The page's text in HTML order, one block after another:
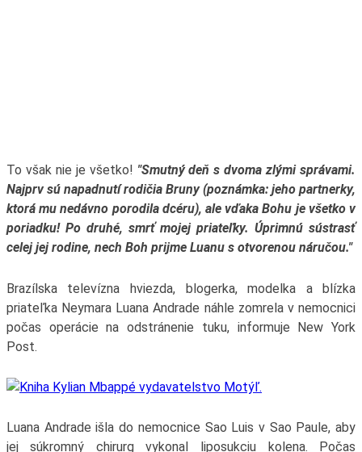
To však nie je všetko! "Smutný deň s dvoma zlými správami.
Najprv sú napadnutí rodičia Bruny (poznámka: jeho partnerky,
ktorá mu nedávno porodila dcéru), ale vďaka Bohu je všetko v
poriadku! Po druhé, smrť mojej priateľky. Úprimnú sústrasť
celej jej rodine, nech Boh prijme Luanu s otvorenou náručou."
Brazílska televízna hviezda, blogerka, modelka a blízka
priateľka Neymara Luana Andrade náhle zomrela v nemocnici
počas operácie na odstránenie tuku, informuje New York
Post.
Luana Andrade išla do nemocnice Sao Luis v Sao Paule, aby
jej súkromný chirurg vykonal liposukciu kolena.
Počas